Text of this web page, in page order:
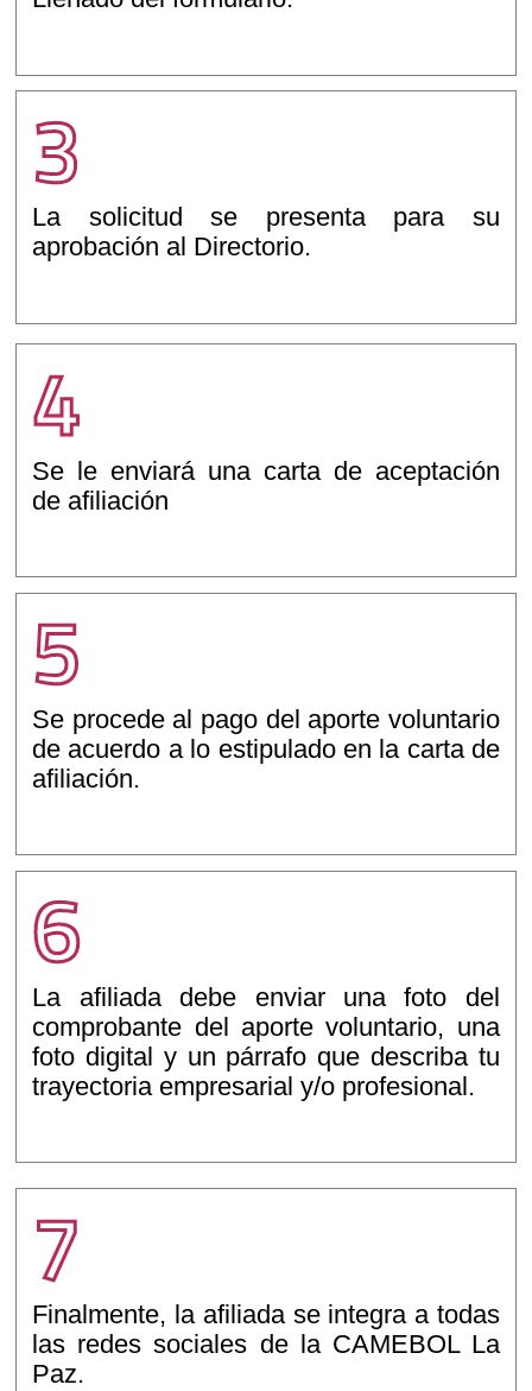
3
La solicitud se presenta para su
aprobación al Directorio.
4
Se le enviará una carta de aceptación
de afiliación
5
Se procede al pago del aporte voluntario
de acuerdo a lo estipulado en la carta de
afiliación.
6
La afiliada debe enviar una foto del
comprobante del aporte voluntario, una
foto digital y un párrafo que describa tu
trayectoria empresarial y/o profesional.
7
Finalmente, la afiliada se integra a todas
las redes sociales de la CAMEBOL La
Paz.